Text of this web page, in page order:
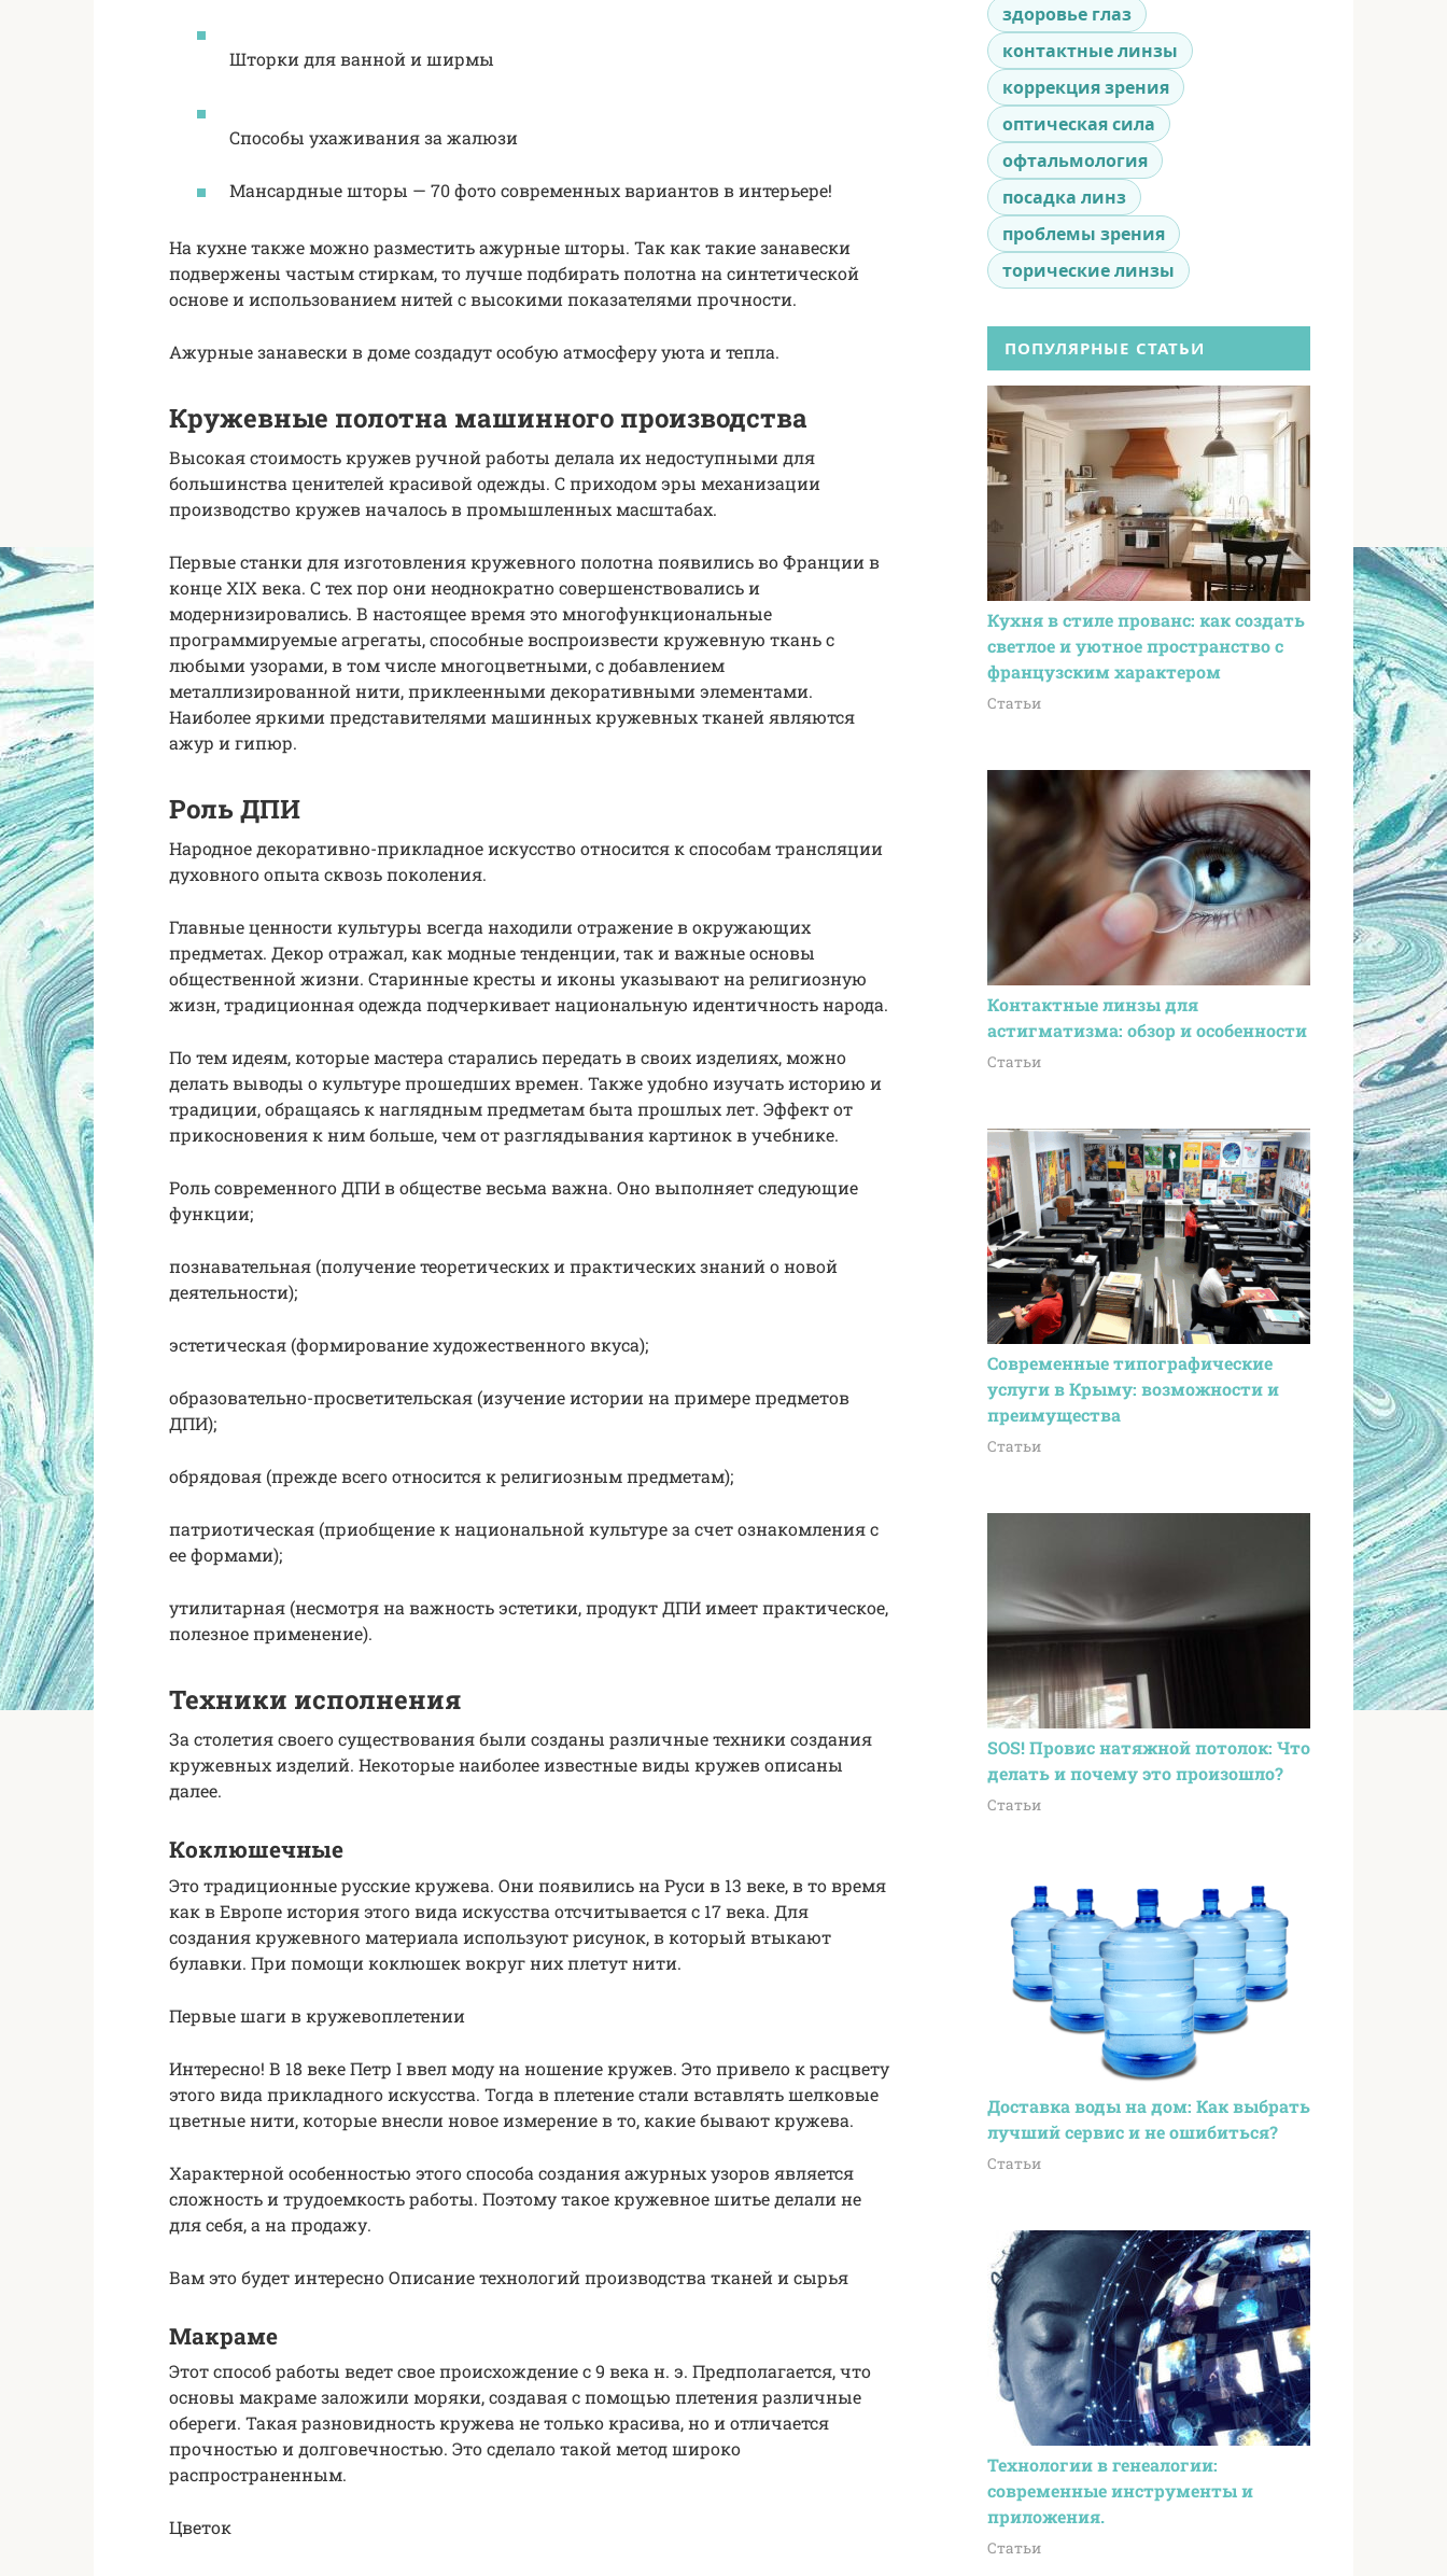
Шторки для ванной и ширмы
Способы ухаживания за жалюзи
Мансардные шторы — 70 фото современных вариантов в интерьере!
На кухне также можно разместить ажурные шторы. Так как такие занавески
подвержены частым стиркам, то лучше подбирать полотна на синтетической
основе и использованием нитей с высокими показателями прочности.
Ажурные занавески в доме создадут особую атмосферу уюта и тепла.
Кружевные полотна машинного производства
Высокая стоимость кружев ручной работы делала их недоступными для
большинства ценителей красивой одежды. С приходом эры механизации
производство кружев началось в промышленных масштабах.
Первые станки для изготовления кружевного полотна появились во Франции в
конце XIX века. С тех пор они неоднократно совершенствовались и
модернизировались. В настоящее время это многофункциональные
программируемые агрегаты, способные воспроизвести кружевную ткань с
любыми узорами, в том числе многоцветными, с добавлением
металлизированной нити, приклеенными декоративными элементами.
Наиболее яркими представителями машинных кружевных тканей являются
ажур и гипюр.
Роль ДПИ
Народное декоративно-прикладное искусство относится к способам трансляции
духовного опыта сквозь поколения.
Главные ценности культуры всегда находили отражение в окружающих
предметах. Декор отражал, как модные тенденции, так и важные основы
общественной жизни. Старинные кресты и иконы указывают на религиозную
жизн, традиционная одежда подчеркивает национальную идентичность народа.
По тем идеям, которые мастера старались передать в своих изделиях, можно
делать выводы о культуре прошедших времен. Также удобно изучать историю и
традиции, обращаясь к наглядным предметам быта прошлых лет. Эффект от
прикосновения к ним больше, чем от разглядывания картинок в учебнике.
Роль современного ДПИ в обществе весьма важна. Оно выполняет следующие
функции;
познавательная (получение теоретических и практических знаний о новой
деятельности);
эстетическая (формирование художественного вкуса);
образовательно-просветительская (изучение истории на примере предметов
ДПИ);
обрядовая (прежде всего относится к религиозным предметам);
патриотическая (приобщение к национальной культуре за счет ознакомления с
ее формами);
утилитарная (несмотря на важность эстетики, продукт ДПИ имеет практическое,
полезное применение).
Техники исполнения
За столетия своего существования были созданы различные техники создания
кружевных изделий. Некоторые наиболее известные виды кружев описаны
далее.
Коклюшечные
Это традиционные русские кружева. Они появились на Руси в 13 веке, в то время
как в Европе история этого вида искусства отсчитывается с 17 века. Для
создания кружевного материала используют рисунок, в который втыкают
булавки. При помощи коклюшек вокруг них плетут нити.
Первые шаги в кружевоплетении
Интересно! В 18 веке Петр I ввел моду на ношение кружев. Это привело к расцвету
этого вида прикладного искусства. Тогда в плетение стали вставлять шелковые
цветные нити, которые внесли новое измерение в то, какие бывают кружева.
Характерной особенностью этого способа создания ажурных узоров является
сложность и трудоемкость работы. Поэтому такое кружевное шитье делали не
для себя, а на продажу.
Вам это будет интересно Описание технологий производства тканей и сырья
Макраме
Этот способ работы ведет свое происхождение с 9 века н. э. Предполагается, что
основы макраме заложили моряки, создавая с помощью плетения различные
обереги. Такая разновидность кружева не только красива, но и отличается
прочностью и долговечностью. Это сделало такой метод широко
распространенным.
Цветок
здоровье глаз
контактные линзы
коррекция зрения
оптическая сила
офтальмология
посадка линз
проблемы зрения
торические линзы
ПОПУЛЯРНЫЕ СТАТЬИ
Кухня в стиле прованс: как создать
светлое и уютное пространство с
французским характером
Статьи
Контактные линзы для
астигматизма: обзор и особенности
Статьи
Современные типографические
услуги в Крыму: возможности и
преимущества
Статьи
SOS! Провис натяжной потолок: Что
делать и почему это произошло?
Статьи
Доставка воды на дом: Как выбрать
лучший сервис и не ошибиться?
Статьи
Технологии в генеалогии:
современные инструменты и
приложения.
Статьи